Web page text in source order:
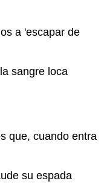
a 'escapar de
sangre loca
que, cuando entra
su espada